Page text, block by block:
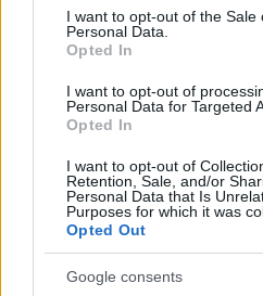
consent section.
I want to opt-out of the Sale
Personal Data.
Opted In
I want to opt-out of
Personal Data for Targeted
Opted In
I want to opt-out of
Retention, Sale, and/or
Personal Data that Is
Purposes for which it was
Opted Out
Google consents
December 12-én megjelent
a GDPR végrehajtására
szabályok megállapításáról
(2025/2518) . A rendelet
átnyúló ügyekben részletes
gyorsítsa és egységesítse a
különös…
Simplifying the
obligation of the